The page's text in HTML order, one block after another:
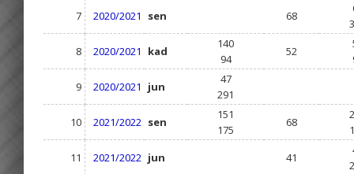
7 2020/2021 sen 68
8
2020/2021 kad
140
94
52
9
2020/2021 jun
47
291
10
2021/2022 sen
151
175
68
11
2021/2022 jun 41